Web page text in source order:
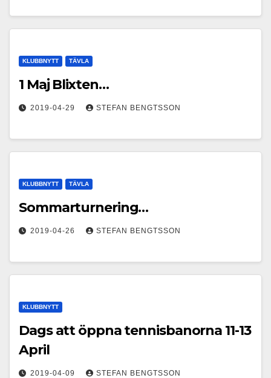
KLUBBNYTT TÄVLA
1 Maj Blixten…
2019-04-29 STEFAN BENGTSSON
KLUBBNYTT TÄVLA
Sommarturnering…
2019-04-26 STEFAN BENGTSSON
KLUBBNYTT
Dags att öppna tennisbanorna 11-13
April
2019-04-09 STEFAN BENGTSSON